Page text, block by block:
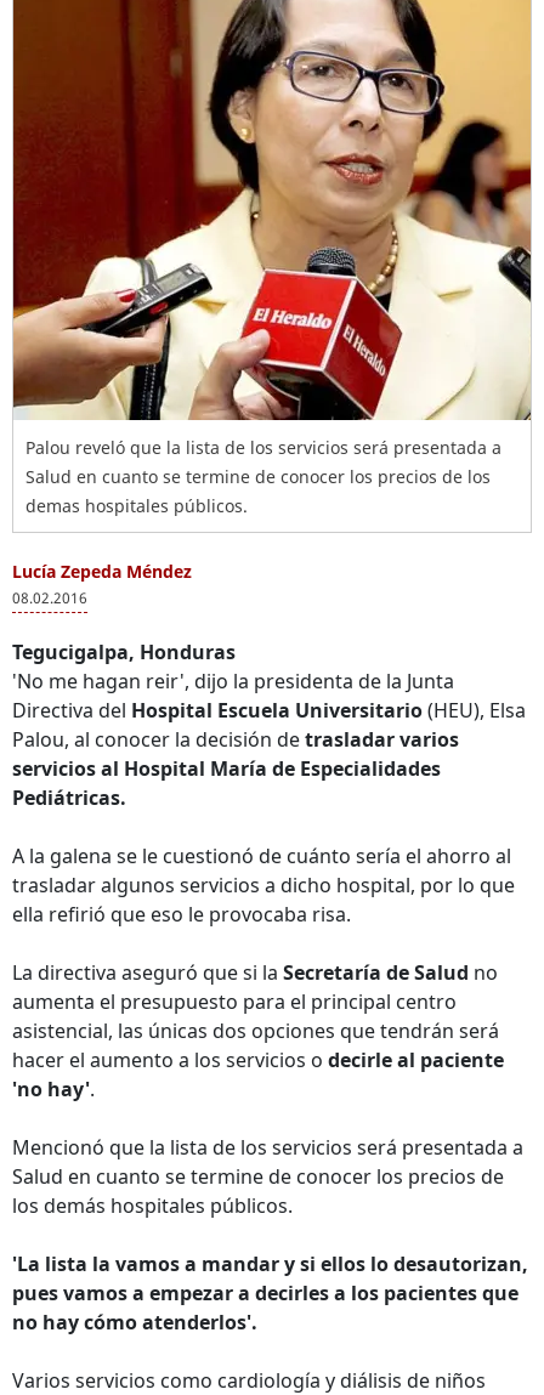
Palou reveló que la lista de los servicios será presentada a
Salud en cuanto se termine de conocer los precios de los
demas hospitales públicos.
Lucía Zepeda Méndez
08.02.2016
Tegucigalpa, Honduras
'No me hagan reir', dijo la presidenta de la Junta
Directiva del Hospital Escuela Universitario(HEU), Elsa
Palou, al conocer la decisión detrasladar varios
servicios al Hospital María de Especialidades
Pediátricas.
A la galena se le cuestionó de cuánto sería el ahorro al
trasladar algunos servicios a dicho hospital, por lo que
ella refirió que eso le provocaba risa.
La directiva aseguró que si la Secretaría de Salud no
aumenta el presupuesto para el principal centro
asistencial, las únicas dos opciones que tendrán será
hacer el aumento a los servicios o decirle al paciente
'no hay'.
Mencionó que la lista de los servicios será presentada a
Salud en cuanto se termine de conocer los precios de
los demás hospitales públicos.
'La lista la vamos a mandar y si ellos lo desautorizan,
pues vamos a empezar a decirles a los pacientes que
no hay cómo atenderlos'.
Varios servicios como cardiología y diálisis de niños